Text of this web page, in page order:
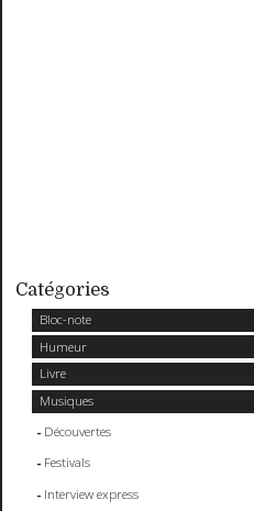
Catégories
Bloc-note
Humeur
Livre
Musiques
Découvertes
Festivals
Interview express